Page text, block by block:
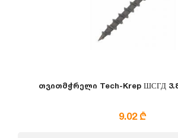
თვითმჭრელი Tech-Krep ШСГД
9.02 ₾